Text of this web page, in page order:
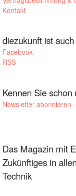
Kontakt
diezukunft ist
Facebook
RSS
Kennen Sie
Newsletter abonnieren
Das Magazin mit
Zukünftiges in
Technik